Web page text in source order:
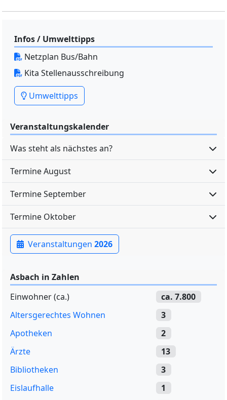
Infos / Umwelttipps
Netzplan Bus/Bahn
Kita Stellenausschreibung
Umwelttipps
Veranstaltungskalender
Was steht als nächstes an?
Termine August
Termine September
Termine Oktober
Veranstaltungen 2026
Asbach in Zahlen
Einwohner (ca.)
ca. 7.800
Altersgerechtes Wohnen
3
Apotheken
2
Ärzte
13
Bibliotheken
3
Eislaufhalle
1